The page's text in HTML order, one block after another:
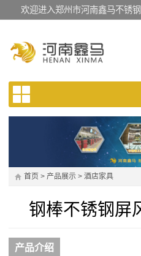
欢迎进入郑州市河南鑫马不锈
首页 > 产品展示 > 酒店家具
钢棒不锈钢屏
产品介绍